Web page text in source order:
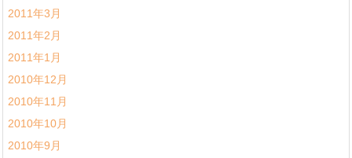
2011年3月
2011年2月
2011年1月
2010年12月
2010年11月
2010年10月
2010年9月